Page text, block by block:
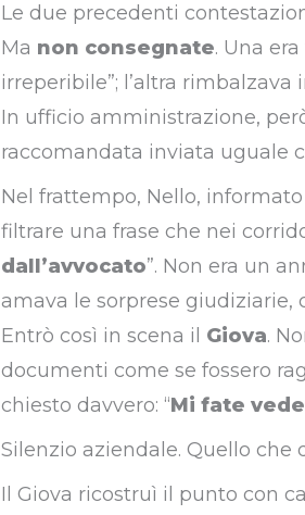
Le due precedenti
Ma non consegnate. Una
irreperibile”; l’altra
In ufficio amministrazione,
raccomandata inviata uguale
Nel frattempo, Nello,
filtrare una frase che nei
dall’avvocato”. Non era un
amava le sorprese giudiziarie,
Entrò così in scena il Giova.
documenti come se fossero
chiesto davvero: “Mi fate
Silenzio aziendale. Quello che
Il Giova ricostruì il punto con